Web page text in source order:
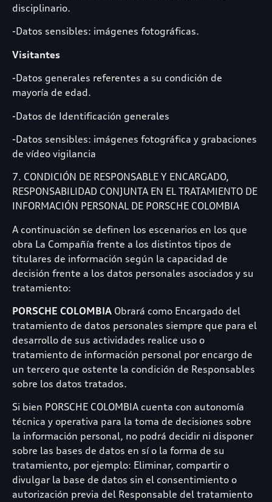
disciplinario.
-Datos sensibles: imágenes fotográficas.
Visitantes
-Datos generales referentes a su condición de
mayoría de edad.
-Datos de Identificación generales
-Datos sensibles: imágenes fotográfica y grabaciones
de vídeo vigilancia
7. CONDICIÓN DE RESPONSABLE Y ENCARGADO,
RESPONSABILIDAD CONJUNTA EN EL TRATAMIENTO DE
INFORMACIÓN PERSONAL DE PORSCHE COLOMBIA
A continuación se definen los escenarios en los que
obra La Compañía frente a los distintos tipos de
titulares de información según la capacidad de
decisión frente a los datos personales asociados y su
tratamiento:
PORSCHE COLOMBIA Obrará como Encargado del
tratamiento de datos personales siempre que para el
desarrollo de sus actividades realice uso o
tratamiento de información personal por encargo de
un tercero que ostente la condición de Responsables
sobre los datos tratados.
Si bien PORSCHE COLOMBIA cuenta con autonomía
técnica y operativa para la toma de decisiones sobre
la información personal, no podrá decidir ni disponer
sobre las bases de datos en sí o la forma de su
tratamiento, por ejemplo: Eliminar, compartir o
divulgar la base de datos sin el consentimiento o
autorización previa del Responsable del tratamiento